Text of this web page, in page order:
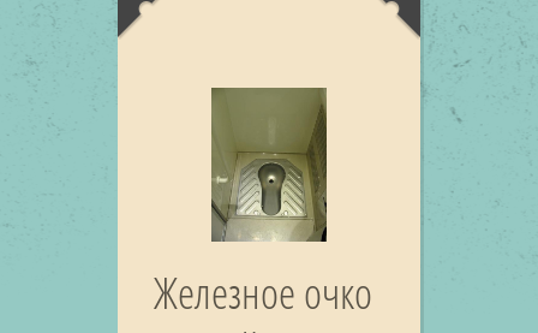
Железное очко